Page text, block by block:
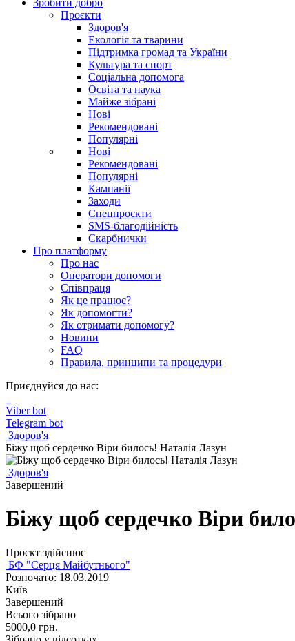
Зробити добро
Проєкти
Здоров'я
Екологія та тварини
Підтримка громад та України
Культура та спорт
Соціальна допомога
Освіта та наука
Майже зібрані
Нові
Рекомендовані
Популярні
Нові
Рекомендовані
Популярні
Кампанії
Заходи
Спецпроєкти
SMS-благодійність
Скарбнички
Про платформу
Про нас
Оператори допомоги
Співпраця
Як це працює?
Як допомогти?
Як отримати допомогу?
Новини
FAQ
Правила, принципи та процедури
Приєднуйся до нас:
Viber bot
Telegram bot
Здоров'я
Біжу щоб сердечко Віри билось! Наталія Лазун
Здоров'я
Завершений
Біжу щоб сердечко Віри
Проєкт здійснює
БФ "Серця Майбутнього"
Розпочато: 18.03.2019
Київ
Завершений
Всього зібрано
5000,0 грн.